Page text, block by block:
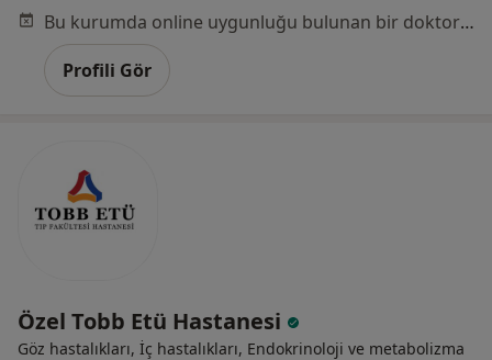
Bu kurumda online uygunluğu bulunan bir doktor veya uzman bulunamadı
Profili Gör
Özel Tobb Etü Hastanesi
Göz hastalıkları, İç hastalıkları, Endokrinoloji ve metabolizma